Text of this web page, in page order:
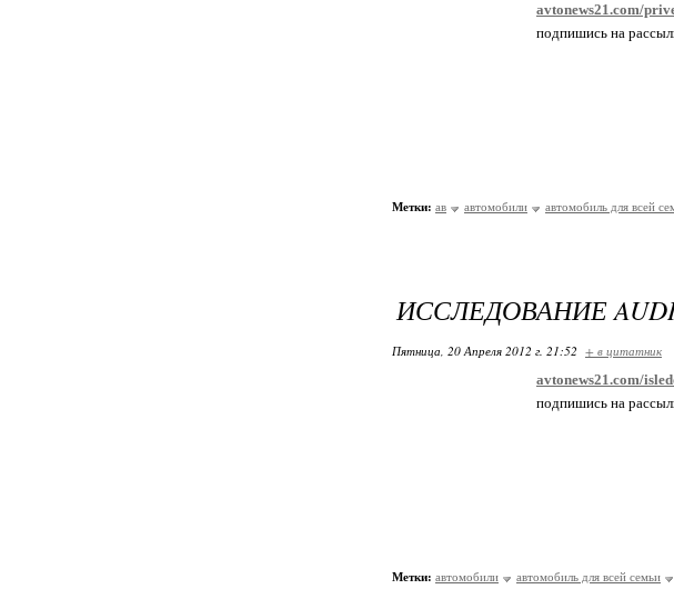
avtonews21.com/
подпишись на
Метки: ав автомобили автомобиль для всей
ИССЛЕДОВАНИЕ AUDI
Пятница, 20 Апреля 2012 г. 21:52 + в цитатник
avtonews21.com/
подпишись на
Метки: автомобили автомобиль для всей семьи